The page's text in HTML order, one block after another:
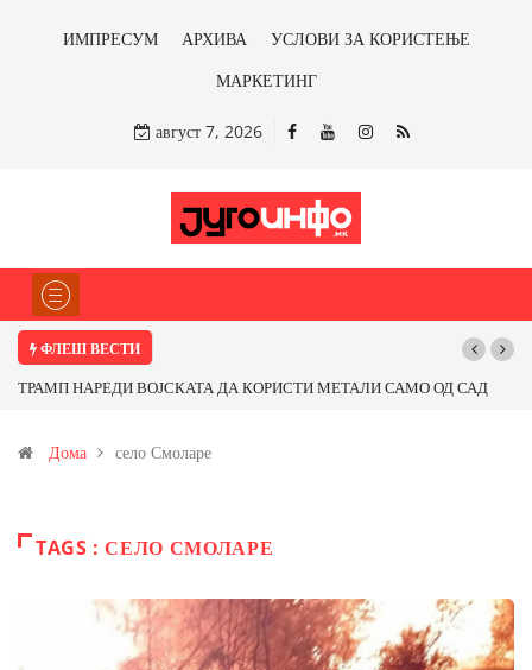
ИМПРЕСУМ АРХИВА
УСЛОВИ ЗА КОРИСТЕЊЕ
МАРКЕТИНГ
август 7, 2026
ФЛЕШ ВЕСТИ
ТРАМП НАРЕДИ ВОЈСКАТА ДА КОРИСТИ МЕТАЛИ САМО ОД САД
Иловица и со антимонот?
Дома село Смоларе
TAGS : СЕЛО СМОЛАРЕ